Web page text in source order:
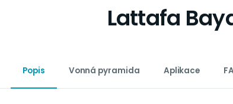
Lattafa
Popis Vonná pyramida Aplikace